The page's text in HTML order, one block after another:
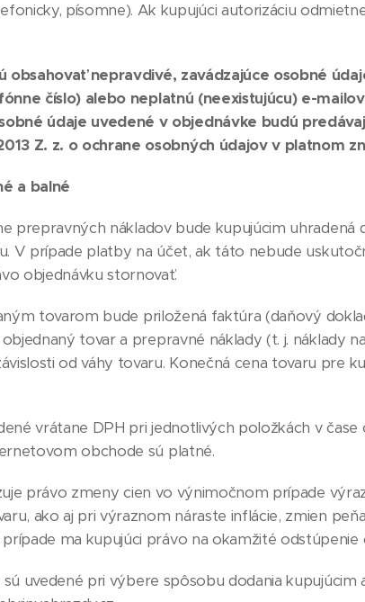
písomne). Ak kupujúci autorizáciu
obsahovať nepravdivé, zavádzajúce osobné
číslo) alebo neplatnú (neexistujúcu) e-
údaje uvedené v objednávke budú
Z. z. o ochrane osobných údajov v platnom
a balné
prepravných nákladov bude kupujúcim
V prípade platby na účet, ak táto nebude
objednávku stornovať.
tovarom bude priložená faktúra (daňový
tovar a prepravné náklady (t. j. náklady
od váhy tovaru. Konečná cena tovaru pre
vrátane DPH pri jednotlivých položkách v
obchode sú platné.
právo zmeny cien vo výnimočnom prípade
ako aj pri výraznom náraste inflácie, zmien
ma kupujúci právo na okamžité odstúpenie
uvedené pri výbere spôsobu dodania